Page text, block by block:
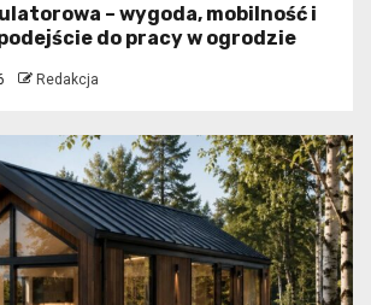
– wygoda, mobilność i
do pracy w ogrodzie
Redakcja